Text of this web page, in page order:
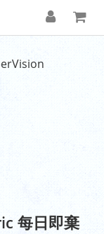
每日即棄